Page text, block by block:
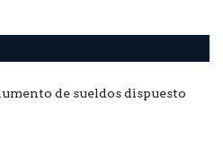
de sueldos dispuesto